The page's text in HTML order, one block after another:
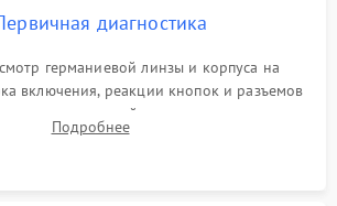
диагностика
германиевой линзы и корпуса на
включения, реакции кнопок и разъемов
вывода тепловой сигнатуры на экран,
функций и считывание системных
Подробнее